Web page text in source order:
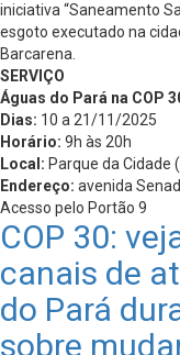
iniciativa “Saneamento
esgoto executado na
Barcarena.
SERVIÇO
Águas do Pará na COP
Dias: 10 a 21/11/2025
Horário: 9h às 20h
Local: Parque da Cidade
Endereço: avenida
Acesso pelo Portão 9
COP 30:
canais de
do Pará
sobre